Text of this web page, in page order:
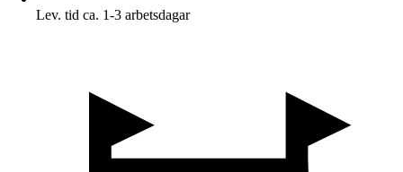
Lev. tid ca. 1-3 arbetsdagar